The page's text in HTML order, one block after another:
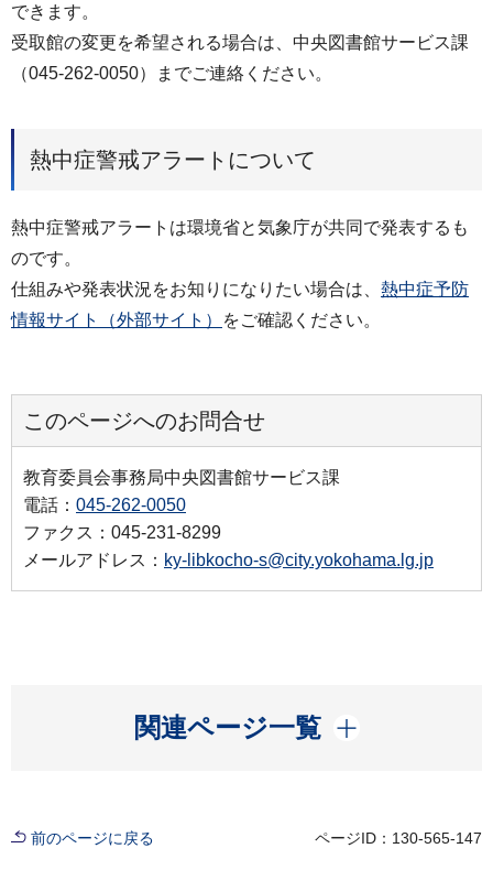
できます。
受取館の変更を希望される場合は、中央図書館サービス課
（045-262-0050）までご連絡ください。
熱中症警戒アラートについて
熱中症警戒アラートは環境省と気象庁が共同で発表するも
のです。
仕組みや発表状況をお知りになりたい場合は、 熱中症予防
情報サイト（外部サイト）
をご確認ください。
このページへのお問合せ
教育委員会事務局中央図書館サービス課
電話： 045-262-0050
ファクス：045-231-8299
メールアドレス： ky-libkocho-s@city.yokohama.lg.jp
関連ページ一覧
開く
前のページに戻る ページID：130-565-147